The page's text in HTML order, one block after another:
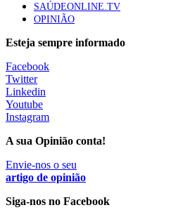
MAIS NOTÍCIAS
Sindicato diz que nova carreira de
estabilidade no SNS
6 Ago, 2026
Mais de 400 utentes beneficiaram
para tratamentos de infertilidade
6 Ago, 2026|0 Comments
SAÚDEONLINE.TV
OPINIÃO
Esteja sempre informado
Facebook
Twitter
Linkedin
Youtube
Instagram
A sua Opinião conta!
Envie-nos o seu
artigo de opinião
Siga-nos no Facebook